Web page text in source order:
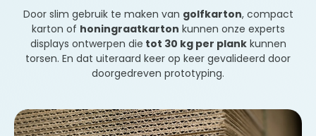
Door slim gebruik te maken van golfkarton, compact
karton of honingraatkarton kunnen onze experts
displays ontwerpen die tot 30 kg per plankkunnen
torsen. En dat uiteraard keer op keer gevalideerd door
doorgedreven prototyping.